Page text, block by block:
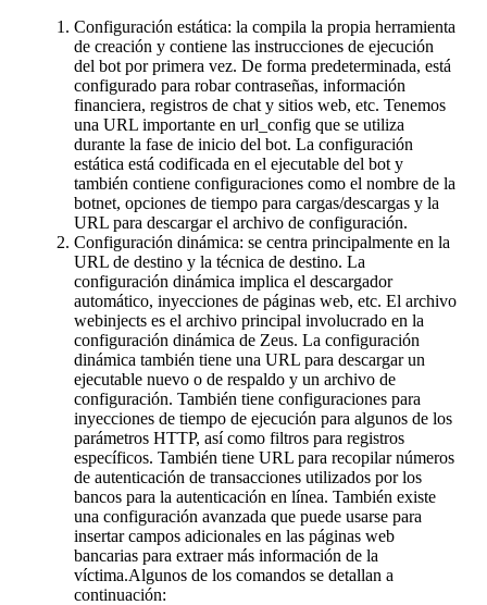
Configuración estática: la compila la propia herramienta
de creación y contiene las instrucciones de ejecución
del bot por primera vez. De forma predeterminada, está
configurado para robar contraseñas, información
financiera, registros de chat y sitios web, etc. Tenemos
una URL importante en url_config que se utiliza
durante la fase de inicio del bot. La configuración
estática está codificada en el ejecutable del bot y
también contiene configuraciones como el nombre de la
botnet, opciones de tiempo para cargas/descargas y la
URL para descargar el archivo de configuración.
Configuración dinámica: se centra principalmente en la
URL de destino y la técnica de destino. La
configuración dinámica implica el descargador
automático, inyecciones de páginas web, etc. El archivo
webinjects es el archivo principal involucrado en la
configuración dinámica de Zeus. La configuración
dinámica también tiene una URL para descargar un
ejecutable nuevo o de respaldo y un archivo de
configuración. También tiene configuraciones para
inyecciones de tiempo de ejecución para algunos de los
parámetros HTTP, así como filtros para registros
específicos. También tiene URL para recopilar números
de autenticación de transacciones utilizados por los
bancos para la autenticación en línea. También existe
una configuración avanzada que puede usarse para
insertar campos adicionales en las páginas web
bancarias para extraer más información de la
víctima.Algunos de los comandos se detallan a
continuación: